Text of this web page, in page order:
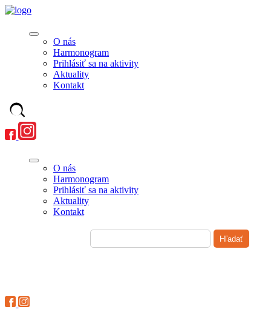
O nás
Harmonogram
Prihlásiť sa na aktivity
Aktuality
Kontakt
O nás
Harmonogram
Prihlásiť sa na aktivity
Aktuality
Kontakt